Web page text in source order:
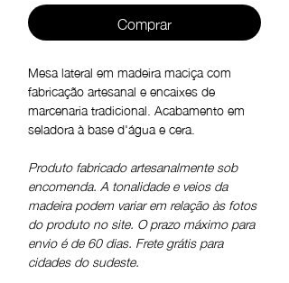
Comprar
Mesa lateral em madeira maciça com
fabricação artesanal e encaixes de
marcenaria tradicional. Acabamento em
seladora à base d'água e cera.
Produto fabricado artesanalmente sob
encomenda. A tonalidade e veios da
madeira podem variar em relação às fotos
do produto no site. O prazo máximo para
envio é de 60 dias. Frete grátis para
cidades do sudeste.